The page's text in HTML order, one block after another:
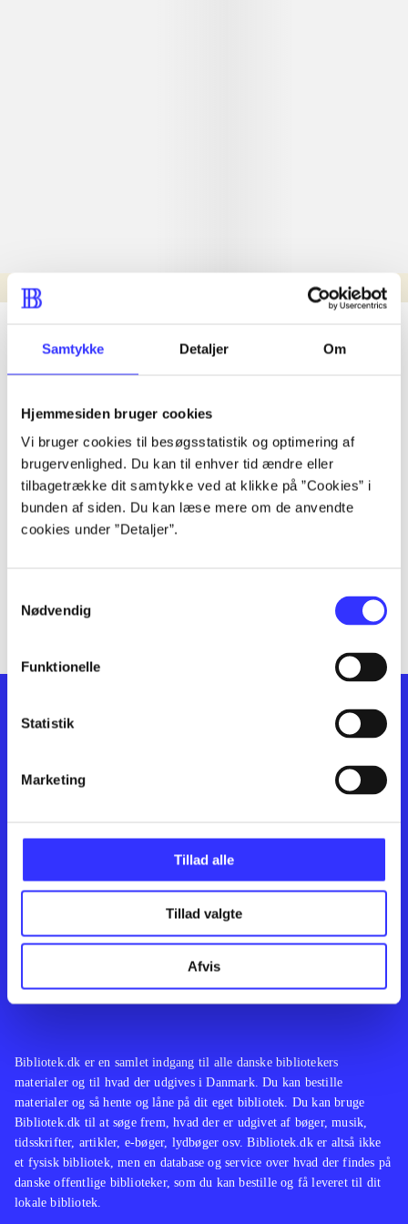
Samtykke Detaljer Om
Hjemmesiden bruger cookies
Vi bruger cookies til besøgsstatistik og optimering af
brugervenlighed. Du kan til enhver tid ændre eller
tilbagetrække dit samtykke ved at klikke på ”Cookies” i
bunden af siden. Du kan læse mere om de anvendte
cookies under ”Detaljer”.
Nødvendig
Funktionelle
Statistik
Marketing
Tillad alle
Tillad valgte
Afvis
Nyhed
lorem ipsum dolor sit amet ...
lorem ipsum dolor sit amet ...
lorem ipsum dolor sit amet ...
lorem ipsum dolor sit amet ...
lorem ipsum dolor sit amet ...
lorem ipsum dolor sit amet ...
lorem ipsum dolor sit amet ...
Feedback
Bibliotek.dk er en samlet indgang til alle danske bibliotekers
materialer og til hvad der udgives i Danmark. Du kan bestille
materialer og så hente og låne på dit eget bibliotek. Du kan bruge
Bibliotek.dk til at søge frem, hvad der er udgivet af bøger, musik,
tidsskrifter, artikler, e-bøger, lydbøger osv. Bibliotek.dk er altså ikke
et fysisk bibliotek, men en database og service over hvad der findes på
danske offentlige biblioteker, som du kan bestille og få leveret til dit
lokale bibliotek.
Kontakt os
English
Artikler
Film
Musik
Noder